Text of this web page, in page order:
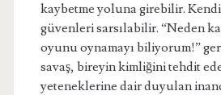
kaybetme yoluna girebilir.
güvenleri sarsılabilir. “Neden
oyunu oynamayı biliyorum!”
savaş, bireyin kimliğini tehdit
yeteneklerine dair duyulan